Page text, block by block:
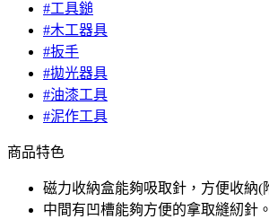
#工具鎚
#木工器具
#扳手
#拋光器具
#油漆工具
#泥作工具
商品特色
磁力收納盒能夠吸取針，方便收納(
中間有凹槽能夠方便的拿取縫紉針。